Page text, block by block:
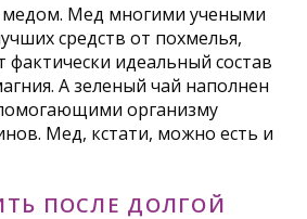
медом. Мед многими учеными
средств от похмелья,
фактически идеальный состав
А зеленый чай наполнен
организму
Мед, кстати, можно есть и
ПОСЛЕ ДОЛГОЙ